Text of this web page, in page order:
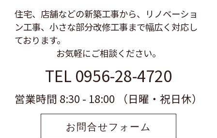
住宅、店舗などの新築工事から、リノベーショ
ン工事、 小さな部分改修工事まで幅広く対応し
ております。
お気軽にご相談ください。
TEL 0956-28-4720
営業時間 8:30 - 18:00 （日曜・祝日休）
お問合せフォーム